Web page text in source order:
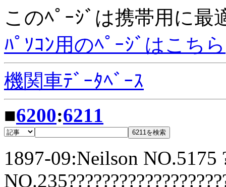
このﾍﾟｰｼﾞは携帯用に最
ﾊﾟｿｺﾝ用のﾍﾟｰｼﾞはこちら
機関車ﾃﾞｰﾀﾍﾞｰｽ
■6200:6211
1897-09:Neilson NO.5175